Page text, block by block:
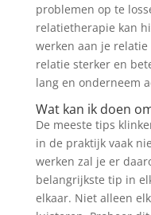
problemen op te
relatietherapie kan
werken aan je
relatie sterker en
lang en onderneem
Wat kan ik doen
De meeste tips
in de praktijk vaak
werken zal je er
belangrijkste tip in
elkaar. Niet alleen